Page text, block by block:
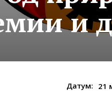
и
Датум: 21